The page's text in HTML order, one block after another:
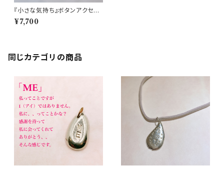
『小さな気持ち』ボタンアクセサ
リー
¥7,700
同じカテゴリの商品